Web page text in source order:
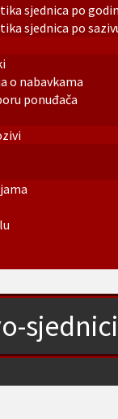
sjednica po
sjednica po
o nabavkama
ponuđača